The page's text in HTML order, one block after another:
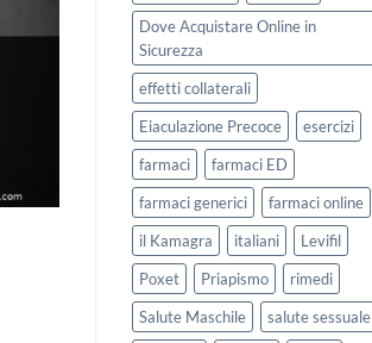
Dove Acquistare Online in
Sicurezza
effetti collaterali
Eiaculazione Precoce
esercizi
farmaci
farmaci ED
farmaci generici
farmaci online
il Kamagra
italiani
Levifil
Poxet
Priapismo
rimedi
Salute Maschile
salute sessuale